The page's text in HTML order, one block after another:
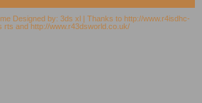
Designed by: 3ds xl | Thanks to http://www.r4isdhc-
rts and http://www.r43dsworld.co.uk/